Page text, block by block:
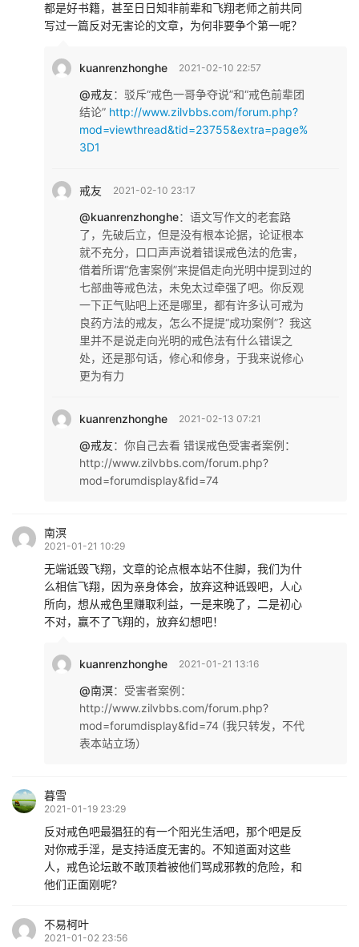
都是好书籍，甚至日日知非前辈和飞翔老师之前共同
写过一篇反对无害论的文章，为何非要争个第一呢？
kuanrenzhonghe 2021-02-10 22:57
@戒友： 驳斥“戒色一哥争夺说”和“戒色前辈团
结论” http://www.zilvbbs.com/forum.php?
mod=viewthread&tid=23755&extra=page%
3D1
戒友 2021-02-10 23:17
@kuanrenzhonghe： 语文写作文的老套路
了，先破后立，但是没有根本论据，论证根本
就不充分，口口声声说着错误戒色法的危害，
借着所谓“危害案例”来提倡走向光明中提到过的
七部曲等戒色法，未免太过牵强了吧。你反观
一下正气贴吧上还是哪里，都有许多认可戒为
良药方法的戒友，怎么不提提“成功案例”？我这
里并不是说走向光明的戒色法有什么错误之
处，还是那句话，修心和修身，于我来说修心
更为有力
kuanrenzhonghe 2021-02-13 07:21
@戒友： 你自己去看 错误戒色受害者案例：
http://www.zilvbbs.com/forum.php?
mod=forumdisplay&fid=74
南溟
2021-01-21 10:29
无端诋毁飞翔，文章的论点根本站不住脚，我们为什
么相信飞翔，因为亲身体会，放弃这种诋毁吧，人心
所向，想从戒色里赚取利益，一是来晚了，二是初心
不对，赢不了飞翔的，放弃幻想吧！
kuanrenzhonghe 2021-01-21 13:16
@南溟： 受害者案例：
http://www.zilvbbs.com/forum.php?
mod=forumdisplay&fid=74 (我只转发，不代
表本站立场）
暮雪
2021-01-19 23:29
反对戒色吧最猖狂的有一个阳光生活吧，那个吧是反
对你戒手淫，是支持适度无害的。不知道面对这些
人，戒色论坛敢不敢顶着被他们骂成邪教的危险，和
他们正面刚呢?
不易柯叶
2021-01-02 23:56